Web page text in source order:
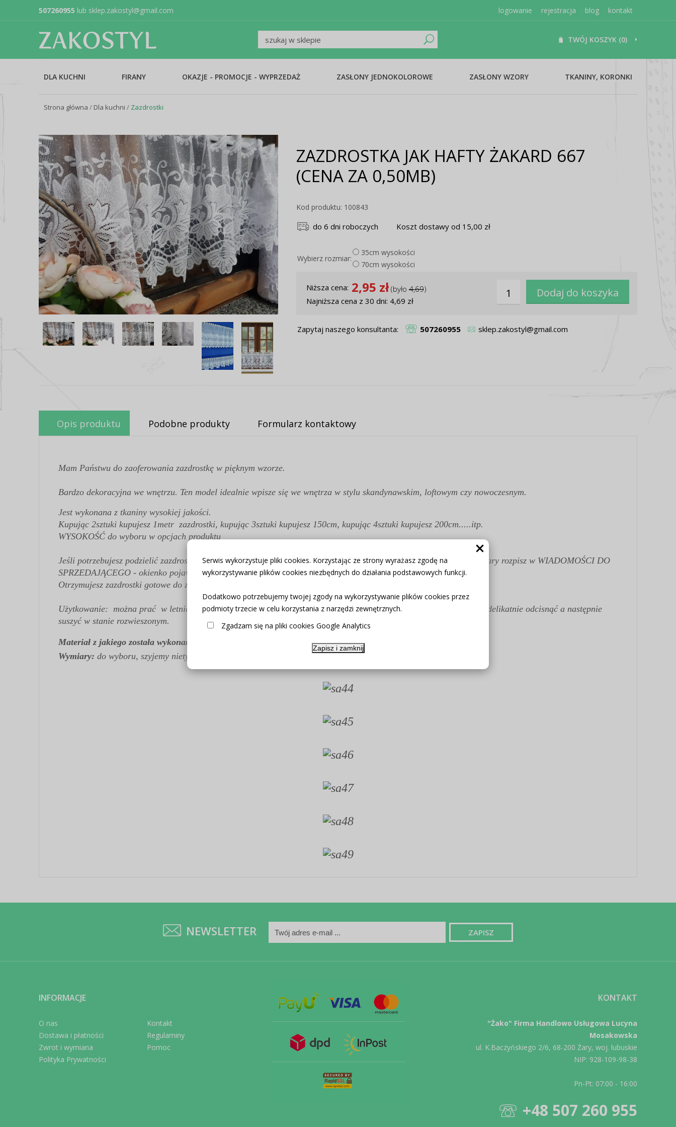
Serwis wykorzystuje pliki cookies. Korzystając ze strony wyrażasz zgodę na
wykorzystywanie plików cookies niezbędnych do działania podstawowych funkcji.
Dodatkowo potrzebujemy twojej zgody na wykorzystywanie plików cookies przez
podmioty trzecie w celu korzystania z narzędzi zewnętrznych.
Zgadzam się na pliki cookies Google Analytics
Zapisz i zamknij
507260955 lub sklep.zakostyl@gmail.com logowanie rejestracja blog kontakt
TWÓJ KOSZYK (0)
DLA KUCHNI FIRANY OKAZJE - PROMOCJE - WYPRZEDAŻ ZASŁONY JEDNOKOLOROWE ZASŁONY WZORY TKANINY, KORONKI
Strona główna / Dla kuchni / Zazdrostki
ZAZDROSTKA JAK HAFTY ŻAKARD 667
(CENA ZA 0,50MB)
Kod produktu: 100843
do 6 dni roboczych Koszt dostawy od 15,00 zł
Wybierz rozmiar:
35cm wysokości
70cm wysokości
Niższa cena: 2,95 zł(było4,69)
Najniższa cena z 30 dni: 4,69 zł
Zapytaj naszego konsultanta: 507260955 sklep.zakostyl@gmail.com
Opis produktu Podobne produkty Formularz kontaktowy
Mam Państwu do zaoferowania zazdrostkę w pięknym wzorze.
Bardzo dekoracyjna we wnętrzu. Ten model idealnie wpisze się we wnętrza w stylu skandynawskim, loftowym czy nowoczesnym.
Jest wykonana z tkaniny wysokiej jakości.
Kupując 2sztuki kupujesz 1metr zazdrostki, kupując 3sztuki kupujesz 150cm, kupując 4sztuki kupujesz 200cm.....itp.
WYSOKOŚĆ do wyboru w opcjach produktu
Jeśli potrzebujesz podzielić zazdrostkę na różne szerokości - Kup łącznie potrzebną ilość zazdrostki a konkretne wymiary rozpisz w WIADOMOŚCI DO
SPRZEDAJĄCEGO - okienko pojawi sie przy wyborze płatności i formy zapłaty.
Otrzymujesz zazdrostki gotowe do zawieszenia.
Użytkowanie: można prać w letniej wodzie o temperaturze do 40 stopni celsjusza. Po praniu można ją odwirować i delikatnie odcisnąć a następnie
suszyć w stanie rozwieszonym.
Materiał z jakiego została wykonana:
Wymiary: do wyboru, szyjemy nietypowe rozmiary
NEWSLETTER
KONTAKT
"Żako" Firma Handlowo Usługowa Lucyna
Mosakowska
ul. K.Baczyńskiego 2/6, 68-200 Żary, woj. lubuskie
NIP: 928-109-98-38
Pn-Pt: 07:00 - 16:00
+48 507 260 955
INFORMACJE
O nas
Dostawa i płatności
Zwrot i wymiana
Polityka Prywatności
Kontakt
Regulaminy
Pomoc